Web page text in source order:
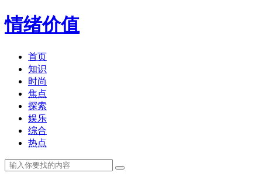
情绪价值
首页
知识
时尚
焦点
探索
娱乐
综合
热点